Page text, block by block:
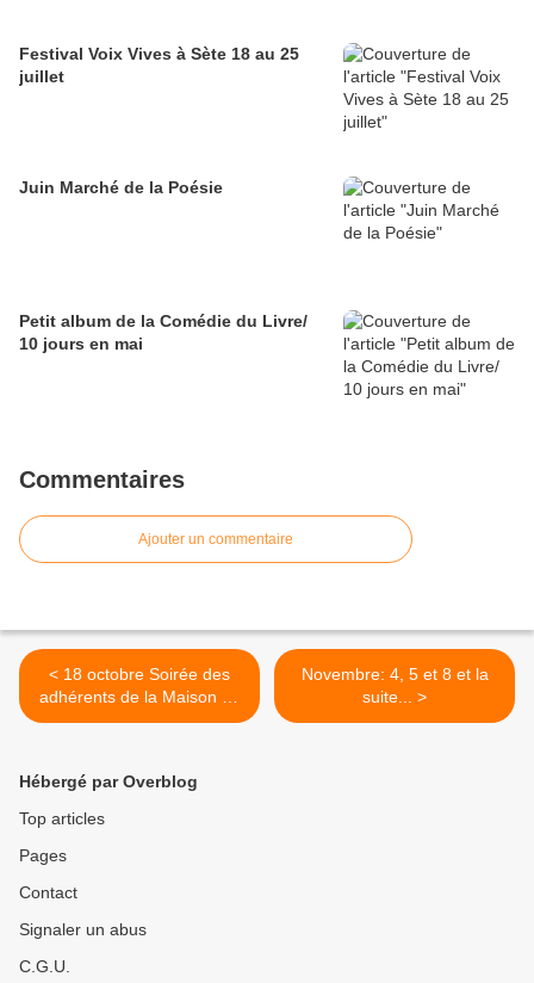
Festival Voix Vives à Sète 18 au 25
juillet
Juin Marché de la Poésie
Petit album de la Comédie du Livre/
10 jours en mai
Commentaires
Ajouter un commentaire
< 18 octobre Soirée des
adhérents de la Maison de
la Poésie Jean Joubert
Novembre: 4, 5 et 8 et la
suite... >
Hébergé par Overblog
Top articles
Pages
Contact
Signaler un abus
C.G.U.